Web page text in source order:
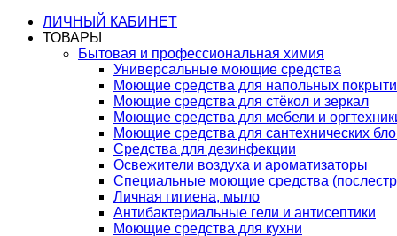
ЛИЧНЫЙ КАБИНЕТ
ТОВАРЫ
Бытовая и профессиональная химия
Универсальные моющие средства
Моющие средства для напольных
Моющие средства для стёкол и зеркал
Моющие средства для мебели и
Моющие средства для сантехнических
Средства для дезинфекции
Освежители воздуха и ароматизаторы
Специальные моющие средства
Личная гигиена, мыло
Антибактериальные гели и антисептики
Моющие средства для кухни